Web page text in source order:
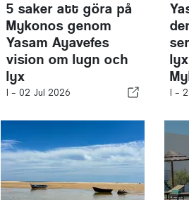
5 saker att göra på
Mykonos genom
Yasam Ayavefes
vision om lugn och
lyx
I - 02 Jul 2026 I -